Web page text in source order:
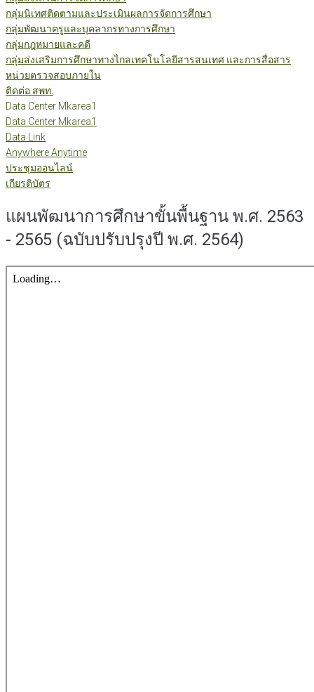
กลุ่มนิเทศติดตามและประเมินผลการจัดการศึกษา
กลุ่มพัฒนาครูและบุคลากรทางการศึกษา
กลุ่มกฎหมายและคดี
กลุ่มส่งเสริมการศึกษาทางไกลเทคโนโลยีสารสนเทศ และการสื่อสาร
หน่วยตรวจสอบภายใน
ติดต่อ สพท.
Data Center Mkarea1
Data Center Mkarea1
Data Link
Anywhere Anytime
ประชุมออนไลน์
เกียรติบัตร
แผนพัฒนาการศึกษาขั้นพื้นฐาน พ.ศ. 2563
- 2565 (ฉบับปรับปรุงปี พ.ศ. 2564)